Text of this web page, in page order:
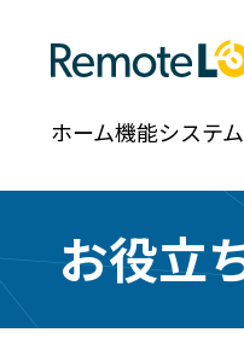
お役立
ホーム機能システ